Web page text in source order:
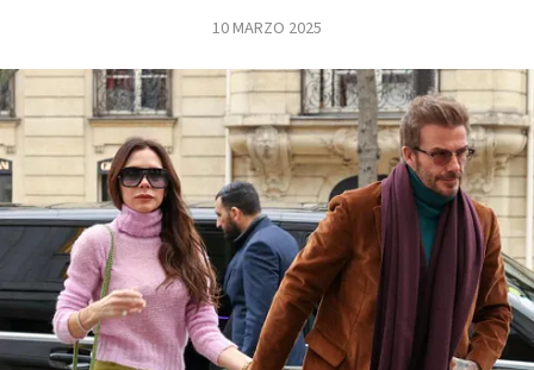
FOTO
CONCORSI
EVENTI
VIDEO
10 MARZO 2025